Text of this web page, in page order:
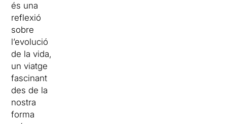
és una
reflexió
sobre
l’evolució
de la vida,
un viatge
fascinant
des de la
nostra
forma